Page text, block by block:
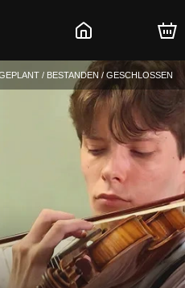
/ BESTANDEN / GESCHLOSSEN